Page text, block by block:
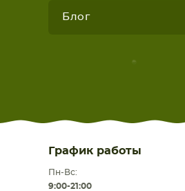
Блог
График работы
Пн-Вс:
9:00-21:00